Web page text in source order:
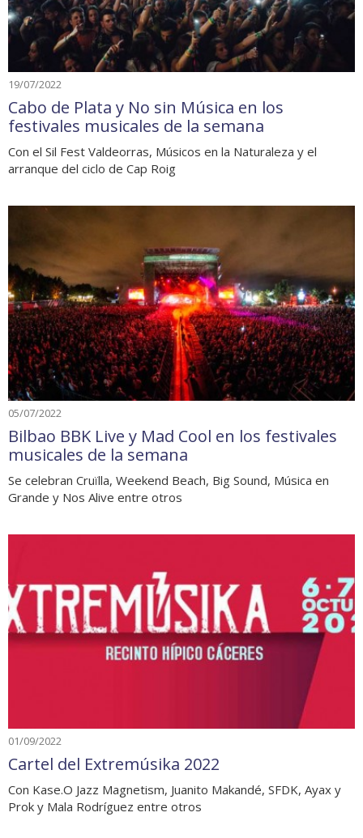
19/07/2022
Cabo de Plata y No sin Música en los
festivales musicales de la semana
Con el Sil Fest Valdeorras, Músicos en la Naturaleza y el
arranque del ciclo de Cap Roig
05/07/2022
Bilbao BBK Live y Mad Cool en los festivales
musicales de la semana
Se celebran Cruïlla, Weekend Beach, Big Sound, Música en
Grande y Nos Alive entre otros
01/09/2022
Cartel del Extremúsika 2022
Con Kase.O Jazz Magnetism, Juanito Makandé, SFDK, Ayax y
Prok y Mala Rodríguez entre otros